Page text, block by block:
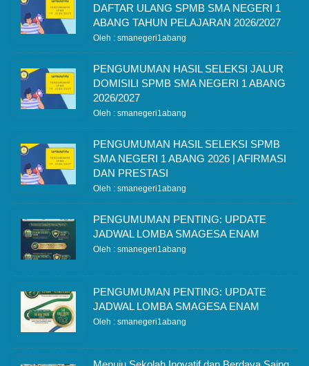
DAFTAR ULANG SPMB SMA NEGERI 1
ABANG TAHUN PELAJARAN 2026/2027
Oleh : smanegeri1abang
PENGUMUMAN HASIL SELEKSI JALUR
DOMISILI SPMB SMA NEGERI 1 ABANG
2026/2027
Oleh : smanegeri1abang
PENGUMUMAN HASIL SELEKSI SPMB
SMA NEGERI 1 ABANG 2026 | AFIRMASI
DAN PRESTASI
Oleh : smanegeri1abang
PENGUMUMAN PENTING: UPDATE
JADWAL LOMBA SMAGESA ENAM
Oleh : smanegeri1abang
PENGUMUMAN PENTING: UPDATE
JADWAL LOMBA SMAGESA ENAM
Oleh : smanegeri1abang